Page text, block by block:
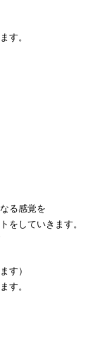
す。
る感覚を
をしていきます。
す）
す。